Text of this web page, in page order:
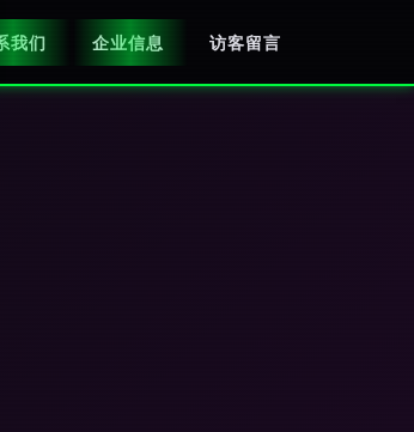
我们 企业信息 访客留言